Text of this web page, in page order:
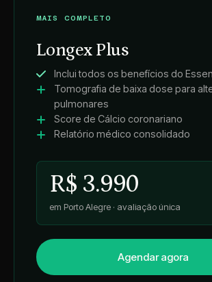
MAIS COMPLETO
Longex Plus
Inclui todos os benefícios do
Tomografia de baixa dose para
pulmonares
Score de Cálcio coronariano
Relatório médico consolidado
R$ 3.990
em Porto Alegre · avaliação única
Agendar agora